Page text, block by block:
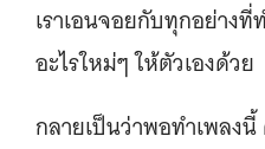
เราเอนจอยกับทุกอย่าง
อะไรใหม่ๆ ให้ตัวเองด้วย
กลายเป็นว่าพอทำเพลง